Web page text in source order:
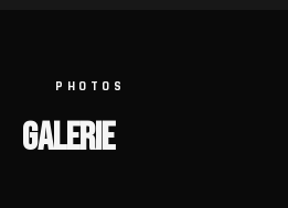
PHOTOS
GALERIE